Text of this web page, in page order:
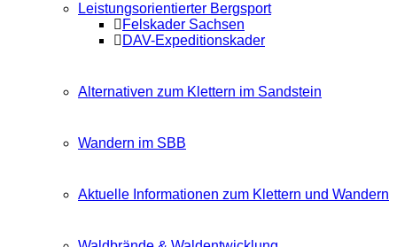
Leistungsorientierter Bergsport
Felskader Sachsen
DAV-Expeditionskader
Alternativen zum Klettern im Sandstein
Wandern im SBB
Aktuelle Informationen zum Klettern und Wandern